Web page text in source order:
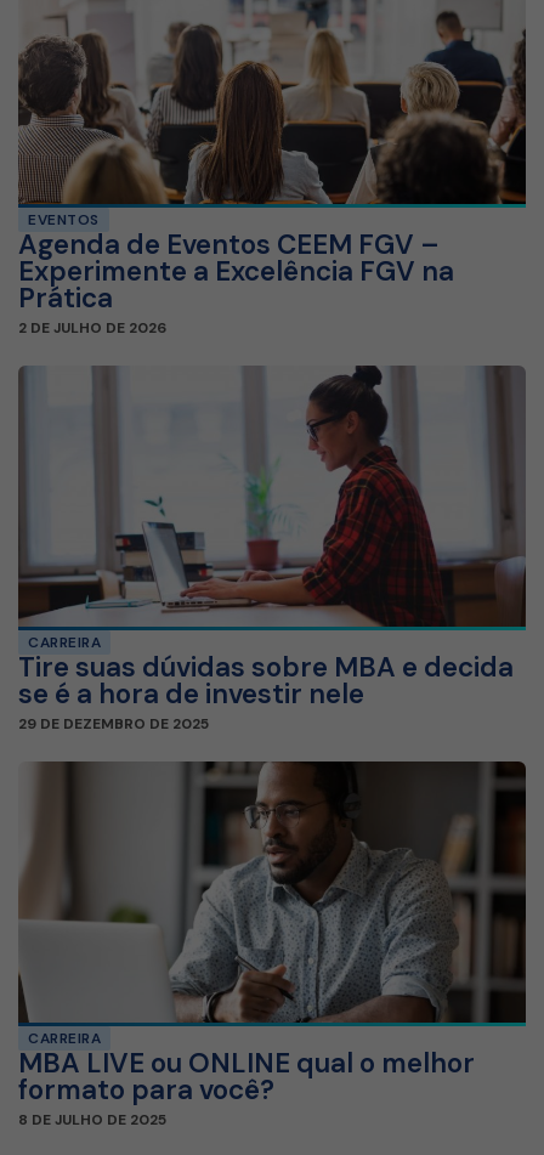
EVENTOS
Agenda de Eventos CEEM FGV –
Experimente a Excelência FGV na
Prática
2 DE JULHO DE 2026
CARREIRA
Tire suas dúvidas sobre MBA e decida
se é a hora de investir nele
29 DE DEZEMBRO DE 2025
CARREIRA
MBA LIVE ou ONLINE qual o melhor
formato para você?
8 DE JULHO DE 2025